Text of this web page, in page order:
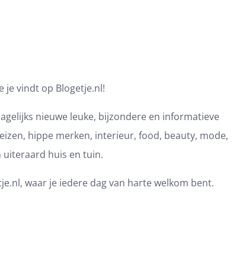
je vindt op Blogetje.nl!
nieuwe leuke, bijzondere en informatieve
hippe merken, interieur, food, beauty, mode,
uiteraard huis en tuin.
waar je iedere dag van harte welkom bent.